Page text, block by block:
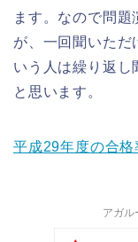
ます。なので問
が、一回聞いただ
いう人は繰り返し
と思います。
平成29年度の合
アガル